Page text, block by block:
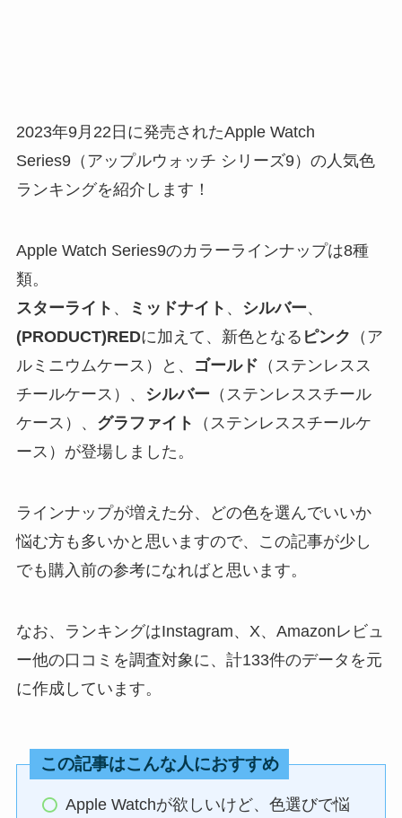
2023年9月22日に発売されたApple Watch
Series9（アップルウォッチ シリーズ9）の人気色
ランキングを紹介します！
Apple Watch Series9のカラーラインナップは8種
類。
スターライト 、 ミッドナイト 、 シルバー、
(PRODUCT)REDに加えて、新色となる ピンク （ア
ルミニウムケース）と、
ゴールド （ステンレスス
チールケース）、
シルバー （ステンレススチール
ケース）、 グラファイト
（ステンレススチールケ
ース）が登場しました。
ラインナップが増えた分、どの色を選んでいいか
悩む方も多いかと思いますので、この記事が少し
でも購入前の参考になればと思います。
なお、ランキングはInstagram、X、Amazonレビュ
ー他の口コミを調査対象に、計133件のデータを元
に作成しています。
この記事はこんな人におすすめ
Apple Watchが欲しいけど、色選びで悩